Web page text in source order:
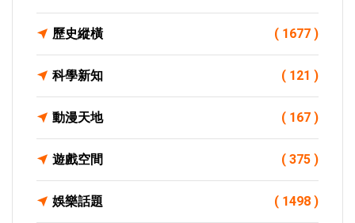
歷史縱橫 ( 1677 )
科學新知 ( 121 )
動漫天地 ( 167 )
遊戲空間 ( 375 )
娛樂話題 ( 1498 )